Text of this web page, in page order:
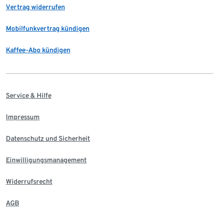
Vertrag widerrufen
Mobilfunkvertrag kündigen
Kaffee-Abo kündigen
Service & Hilfe
Impressum
Datenschutz und Sicherheit
Einwilligungsmanagement
Widerrufsrecht
AGB